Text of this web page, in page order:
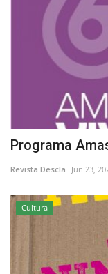
Ficha técnica
Cultura
Ambiente
Programa
Revista Descla Jun 23,
Cultura